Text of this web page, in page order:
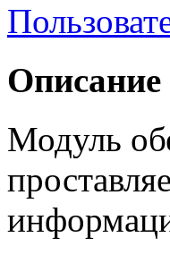
Описание
Модуль